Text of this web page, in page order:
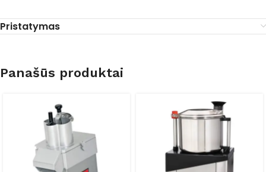
Pristatymas
Panašūs produktai